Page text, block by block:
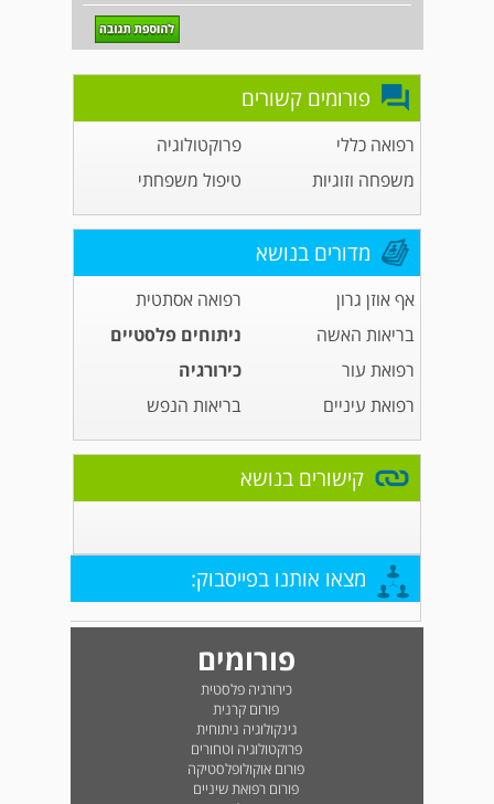
פורומים קשורים
רפואה כללי
פרוקטולוגיה
משפחה וזוגיות
טיפול משפחתי
מדורים בנושא
אף אוזן גרון
רפואה אסתטית
בריאות האשה
ניתוחים פלסטיים
רפואת עור
כירורגיה
רפואת עיניים
בריאות הנפש
קישורים בנושא
מצאו אותנו בפייסבוק:
פורומים
כירורגיה פלסטית
פורום קרנית
גינקולוגיה ניתוחית
פרוקטולוגיה וטחורים
פורום אוקולופלסטיקה
פורום רפואת שיניים